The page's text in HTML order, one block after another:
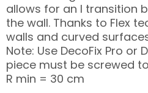
allows for an l transition
the wall. Thanks to Flex
walls and curved
Note: Use DecoFix Pro or
piece must be screwed
R min = 30 cm